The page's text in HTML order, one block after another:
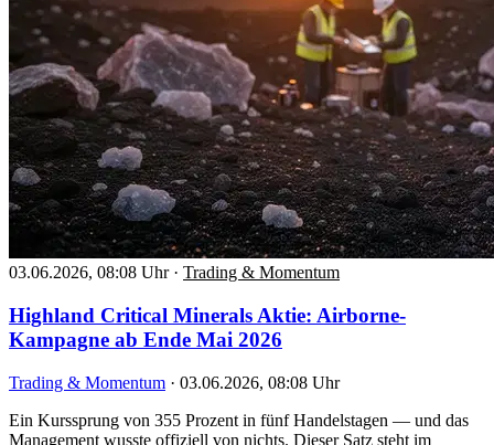
03.06.2026, 08:08 Uhr · Trading & Momentum
Highland Critical Minerals Aktie: Airborne-
Kampagne ab Ende Mai 2026
Trading & Momentum · 03.06.2026, 08:08 Uhr
Ein Kurssprung von 355 Prozent in fünf Handelstagen — und das
Management wusste offiziell von nichts. Dieser Satz steht im